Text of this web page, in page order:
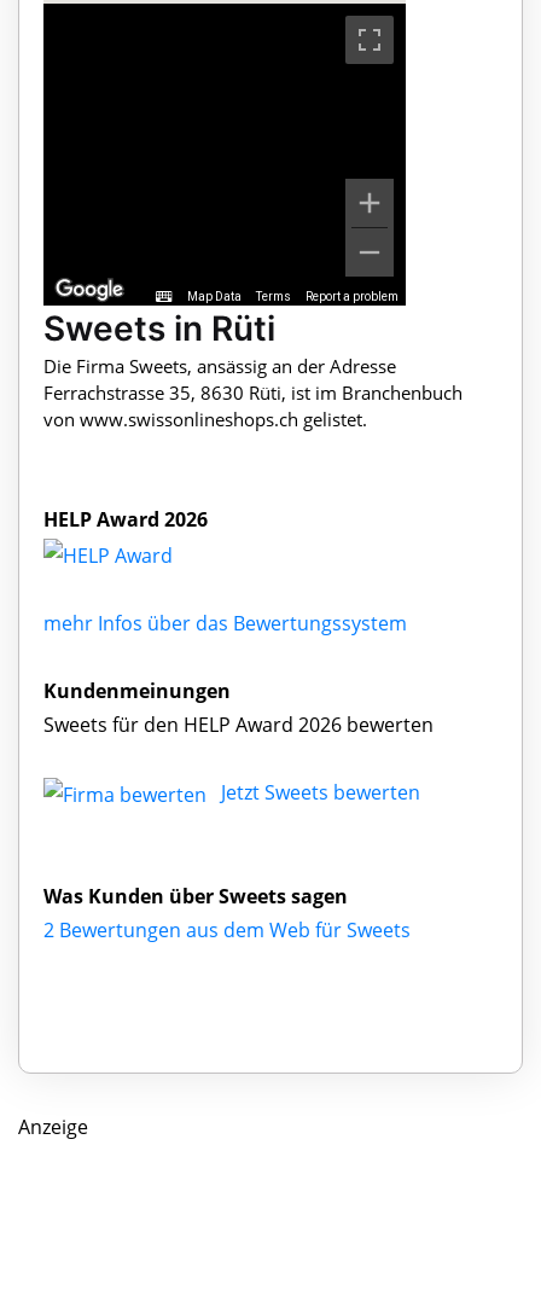
Map Data Terms Report a problem
Sweets in Rüti
Die Firma Sweets, ansässig an der Adresse
Ferrachstrasse 35, 8630 Rüti, ist im Branchenbuch
von www.swissonlineshops.ch gelistet.
HELP Award 2026
mehr Infos über das Bewertungssystem
Kundenmeinungen
Sweets für den HELP Award 2026 bewerten
Jetzt Sweets bewerten
Was Kunden über Sweets sagen
2 Bewertungen aus dem Web für Sweets
Anzeige